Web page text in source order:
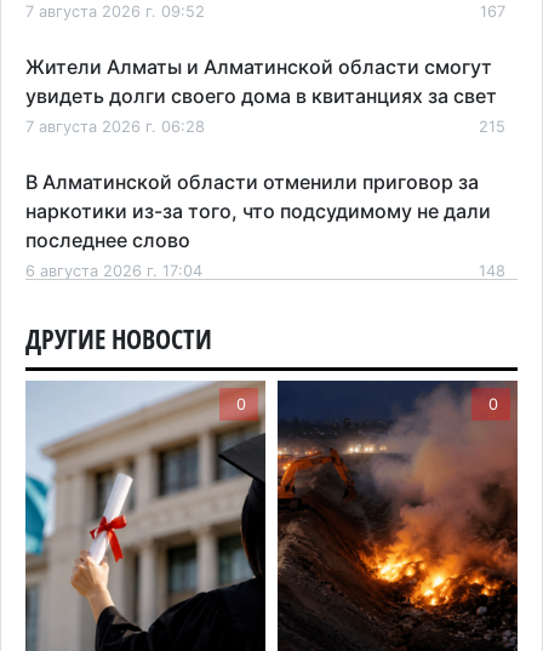
7 августа 2026 г. 09:52 167
Жители Алматы и Алматинской области смогут
увидеть долги своего дома в квитанциях за свет
7 августа 2026 г. 06:28 215
В Алматинской области отменили приговор за
наркотики из-за того, что подсудимому не дали
последнее слово
6 августа 2026 г. 17:04 148
Проезд по БАКАД резко подорожал: в
Алматинской области начали действовать новые
тарифы
6 августа 2026 г. 14:36 200
Сильнейшие дзюдоисты мира приехали на
сборы в Алматинскую область
6 августа 2026 г. 12:12 165
Первый раз с ИИ в первый класс: казахстанских
первоклассников начнут учить искусственному
интеллекту
ДРУГИЕ НОВОСТИ
0 0